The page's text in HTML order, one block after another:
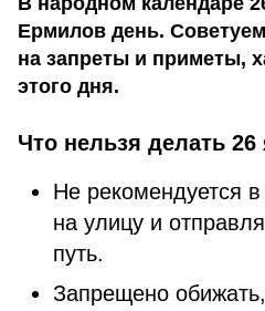
Ермилов день.
на запреты и приметы,
этого дня.
Что нельзя делать 26
Не рекомендуется
на улицу и
путь.
Запрещено обижать,